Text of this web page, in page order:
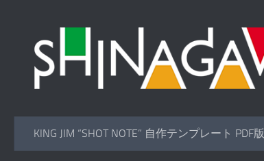
KING JIM “SHOT NOTE” 自作テンプレート PDF版